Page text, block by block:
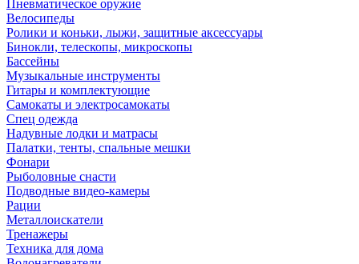
Пневматическое оружие
Велосипеды
Ролики и коньки, лыжи, защитные аксессуары
Бинокли, телескопы, микроскопы
Бассейны
Музыкальные инструменты
Гитары и комплектующие
Самокаты и электросамокаты
Спец одежда
Надувные лодки и матрасы
Палатки, тенты, спальные мешки
Фонари
Рыболовные снасти
Подводные видео-камеры
Рации
Металлоискатели
Тренажеры
Техника для дома